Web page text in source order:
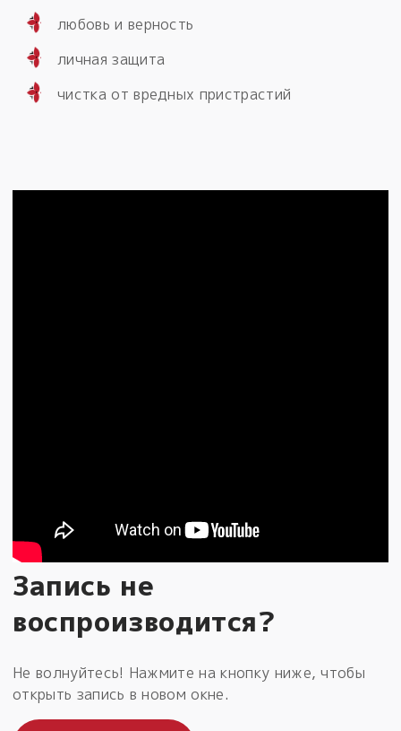
любовь и верность
личная защита
чистка от вредных пристрастий
Запись не
воспроизводится?
Не волнуйтесь! Нажмите на кнопку ниже, чтобы
открыть запись в новом окне.